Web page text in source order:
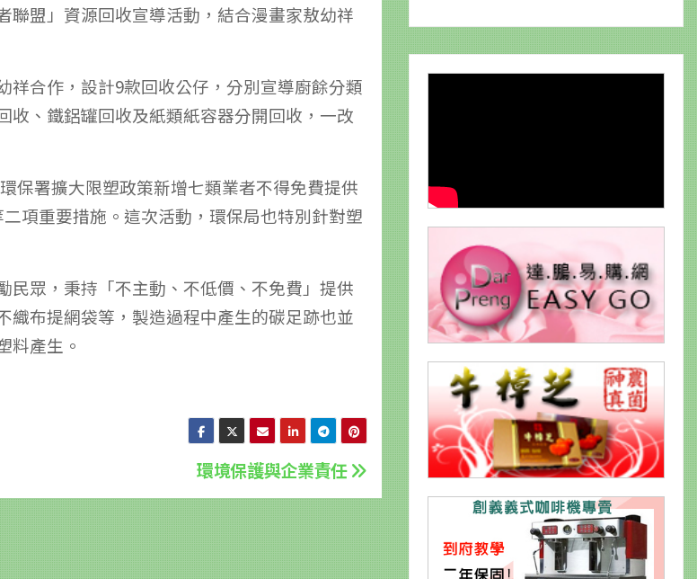
盟」資源回收宣導活動，結合漫畫家敖幼祥
合作，設計9款回收公仔，分別宣導廚餘分類
、鐵鋁罐回收及紙類紙容器分開回收，一改
保署擴大限塑政策新增七類業者不得免費提供
項重要措施。這次活動，環保局也特別針對塑
眾，秉持「不主動、不低價、不免費」提供
布提網袋等，製造過程中產生的碳足跡也並
料產生。
環境保護與企業責任